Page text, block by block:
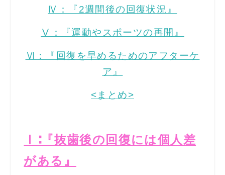
Ⅳ：『2週間後の回復状況』
Ⅴ：『運動やスポーツの再開』
Ⅵ：『回復を早めるためのアフターケ
ア』
<まとめ>
Ⅰ∶『抜歯後の回復には個人差
がある』